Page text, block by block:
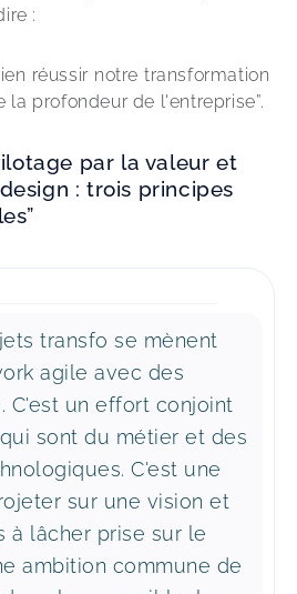
:
réussir notre transformation
la profondeur de l'entreprise”.
par la valeur et
: trois principes
transfo se mènent
agile avec des
C'est un effort conjoint
sont du métier et des
C'est une
sur une vision et
à lâcher prise sur le
ambition commune de